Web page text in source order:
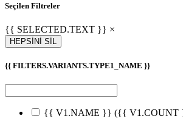
Seçilen Filtreler
{{ SELECTED.TEXT }} ×
HEPSİNİ SİL
{{ FILTERS.VARIANTS.TYPE1_NAME }}
{{ V1.NAME }} ({{ V1.COUNT